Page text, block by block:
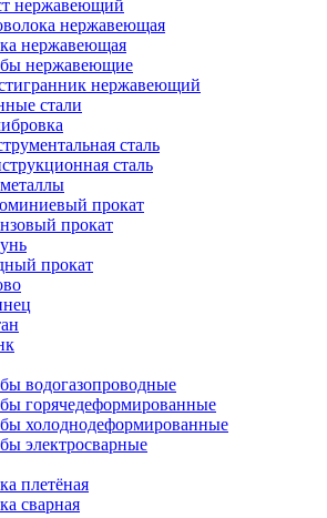
нержавеющий
нержавеющая
нержавеющая
нержавеющие
нержавеющий
стали
сталь
сталь
прокат
прокат
прокат
водогазопроводные
горячедеформированные
холоднодеформированные
электросварные
плетёная
сварная